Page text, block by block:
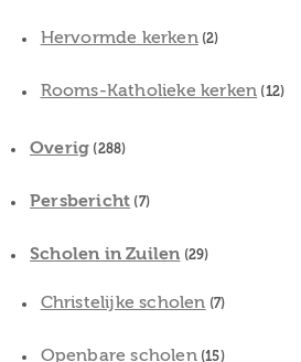
Hervormde kerken(2)
Rooms-Katholieke kerken (12)
Overig (288)
Persbericht (7)
Scholen in Zuilen (29)
Christelijke scholen (7)
Openbare scholen(15)